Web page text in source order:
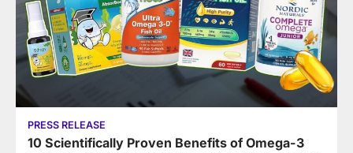
PRESS RELEASE
10 Scientifically Proven Benefits of Omega-3